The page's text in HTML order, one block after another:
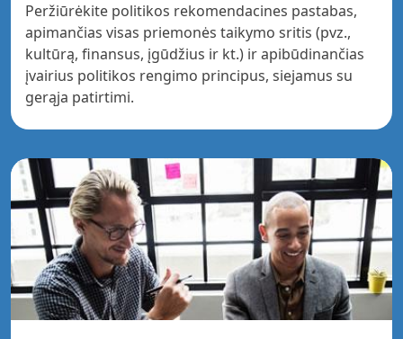
Peržiūrėkite politikos rekomendacines pastabas,
apimančias visas priemonės taikymo sritis (pvz.,
kultūrą, finansus, įgūdžius ir kt.) ir apibūdinančias
įvairius politikos rengimo principus, siejamus su
gerąja patirtimi.